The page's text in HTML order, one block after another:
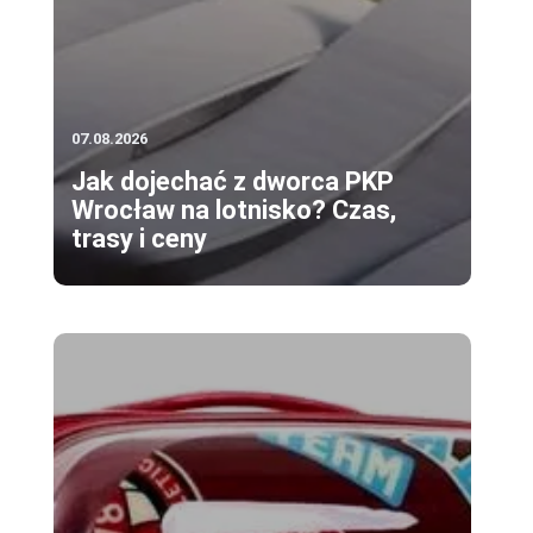
07.08.2026
Jak dojechać z dworca PKP
Wrocław na lotnisko? Czas,
trasy i ceny